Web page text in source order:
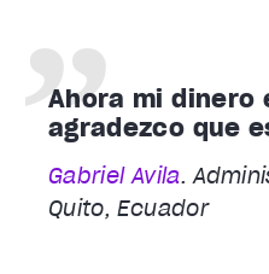
Ahora mi dinero
agradezco que
Gabriel Avila.
Quito, Ecuador